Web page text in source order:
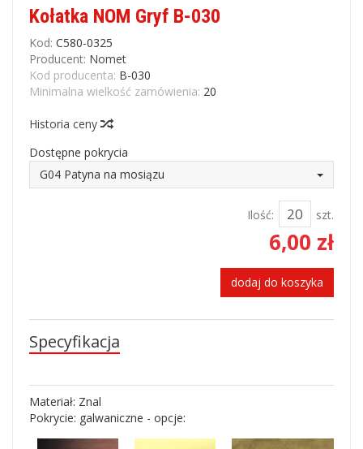
Kołatka NOM Gryf B-030
Kod: C580-0325
Producent: Nomet
Kod producenta: B-030
Minimalna wielkość zamówienia: 20
Historia ceny
Dostępne pokrycia
G04 Patyna na mosiązu
Ilość: szt.
6,00 zł
dodaj do koszyka
Specyfikacja
Materiał: Znal
Pokrycie: galwaniczne - opcje: